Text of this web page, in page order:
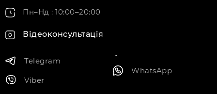
Пн–Нд : 10:00–20:00
Відеоконсультація
Telegram
Viber
WhatsApp